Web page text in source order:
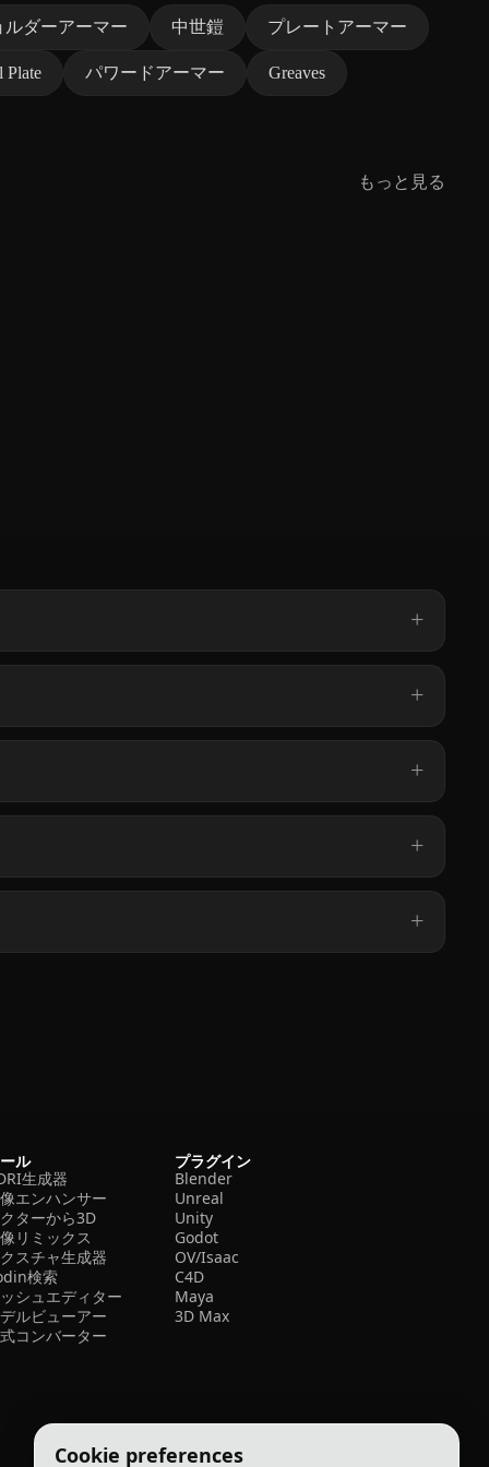
Cookie preferences
ルダーアーマー 中世鎧 プレートアーマー
Plate パワードアーマー Greaves
もっと見る
ル
生成器
エンハンサー
ターから3D
リミックス
スチャ生成器
検索
シュエディター
ルビューアー
コンバーター
プラグイン
Blender
Unreal
Unity
Godot
OV/Isaac
C4D
Maya
3D Max